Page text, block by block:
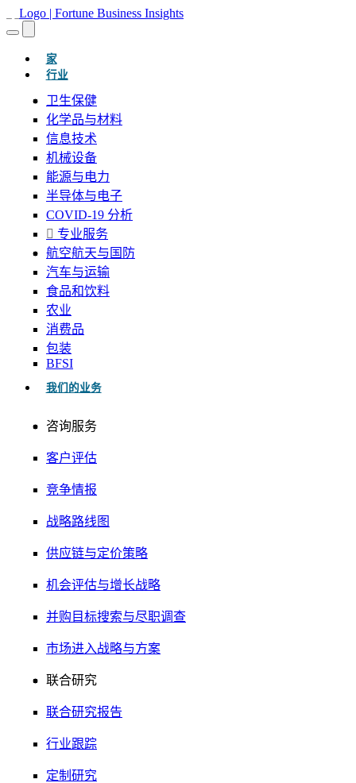
家(当前的)
行业
卫生保健
化学品与材料
信息技术
机械设备
能源与电力
半导体与电子
COVID-19 分析
专业服务
航空航天与国防
汽车与运输
食品和饮料
农业
消费品
包装
BFSI
我们的业务
咨询服务
客户评估
竞争情报
战略路线图
供应链与定价策略
机会评估与增长战略
并购目标搜索与尽职调查
市场进入战略与方案
联合研究
联合研究报告
行业跟踪
定制研究